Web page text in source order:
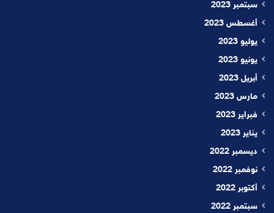
سبتمبر 2023
أغسطس 2023
يوليو 2023
يونيو 2023
أبريل 2023
مارس 2023
فبراير 2023
يناير 2023
ديسمبر 2022
نوفمبر 2022
أكتوبر 2022
سبتمبر 2022